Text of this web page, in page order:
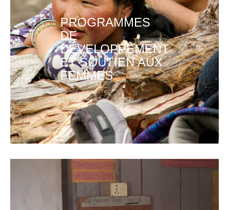
PROGRAMMES
DE
DÉVELOPPEMENT
ET SOUTIEN AUX
FEMMES